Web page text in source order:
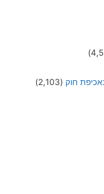
חוק (2,103)